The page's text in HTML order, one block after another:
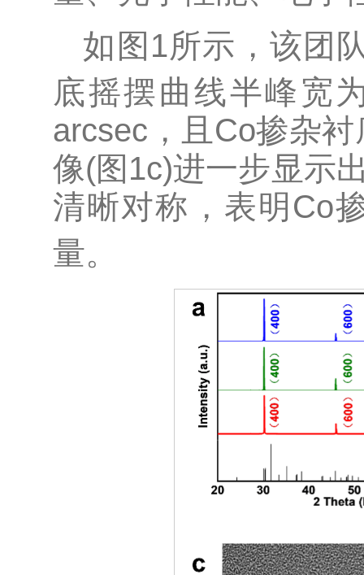
如图1所示，该团
底摇摆曲线半峰宽
arcsec，且Co掺杂
像(图1c)进一步显示
清晰对称，表明Co
量。